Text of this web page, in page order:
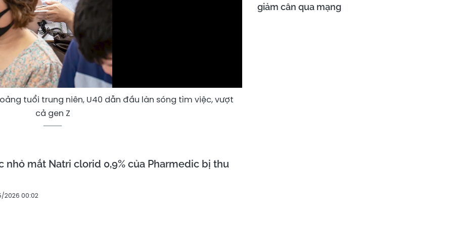
Video
tuổi trung niên, U40 dẫn đầu làn sóng tìm việc, vượt
cả gen Z
nhỏ mắt Natri clorid 0,9% của Pharmedic bị thu
2026 00:02
giảm cân qua mạng